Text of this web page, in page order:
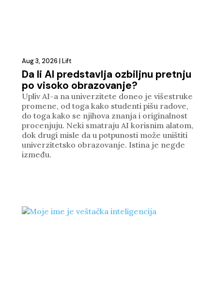
Da li AI predstavlja ozbiljnu pretnju
po visoko obrazovanje?
Aug 3, 2026 | Lift
Upliv AI-a na univerzitete doneo je višestruke
promene, od toga kako studenti pišu radove,
do toga kako se njihova znanja i originalnost
procenjuju. Neki smatraju AI korisnim alatom,
dok drugi misle da u potpunosti može uništiti
univerzitetsko obrazovanje. Istina je negde
između.